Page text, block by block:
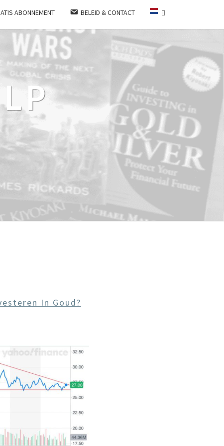
ABONNEMENT BELEID & CONTACT
In Goud?